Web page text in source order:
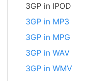
3GP in IPOD
3GP in MP3
3GP in MPG
3GP in WAV
3GP in WMV